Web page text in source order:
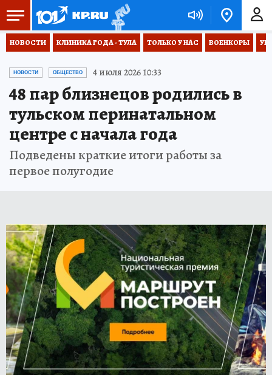
НОВОСТИ КЛИНИКА ГОДА - ТУЛА ТОЛЬКО У НАС ВОЕНКОРЫ
НОВОСТИ ОБЩЕСТВО 4 июля 2026 10:33
48 пар близнецов родились в
тульском перинатальном
центре с начала года
Подведены краткие итоги работы за
первое полугодие